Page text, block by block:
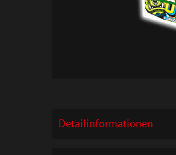
Detailinformationen